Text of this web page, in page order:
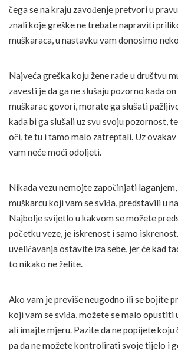
čega se na kraju zavođenje pretvori u
znali koje greške ne trebate napraviti
muškaraca, u nastavku vam donosimo
Najveća greška koju žene rade u društvu
zavesti je da ga ne slušaju pozorno kada
muškarac govori, morate ga slušati
kada bi ga slušali uz svu svoju pozornost,
oči, te tu i tamo malo zatreptali. Uz
vam neće moći odoljeti.
Nikada vezu nemojte započinjati
muškarcu koji vam se sviđa, predstavili u
Najbolje svijetlo u kakvom se možete
početku veze, je iskrenost i samo
uveličavanja ostavite iza sebe, jer će kad
to nikako ne želite.
Ako vam je previše neugodno ili se bojite
koji vam se sviđa, možete se malo opustiti
ali imajte mjeru. Pazite da ne popijete koju
pa da ne možete kontrolirati svoje tijelo i